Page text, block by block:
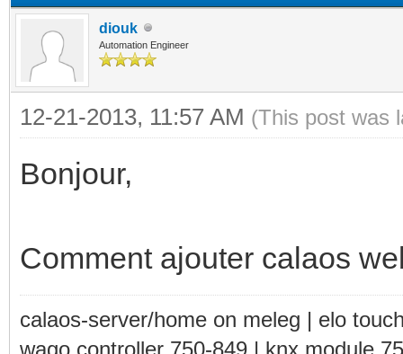
diouk
Automation Engineer
12-21-2013, 11:57 AM (This post was
Bonjour,
Comment ajouter calaos
calaos-server/home on meleg | elo
wago controller 750-849 | knx module